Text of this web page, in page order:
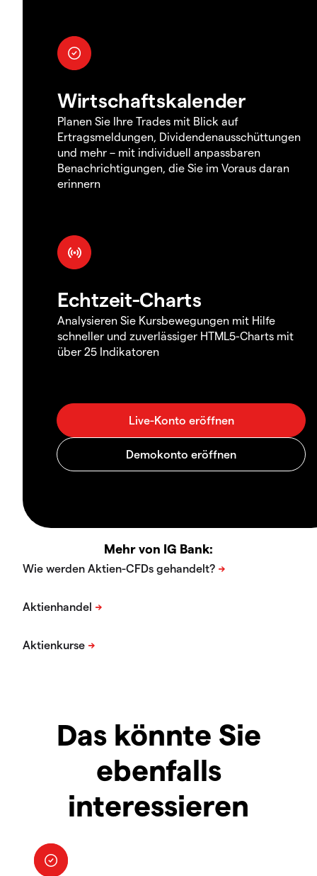
Wirtschaftskalender
Planen Sie Ihre Trades mit Blick auf
Ertragsmeldungen, Dividendenausschüttungen
und mehr – mit individuell anpassbaren
Benachrichtigungen, die Sie im Voraus daran
erinnern
Echtzeit-Charts
Analysieren Sie Kursbewegungen mit Hilfe
schneller und zuverlässiger HTML5-Charts mit
über 25 Indikatoren
Mehr von IG Bank:
Das könnte Sie
ebenfalls
interessieren